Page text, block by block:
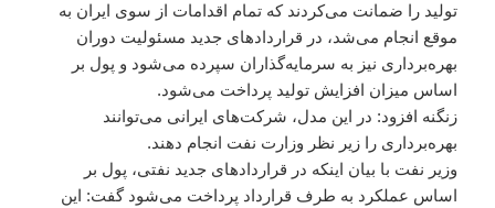
تولید را ضمانت می‌کردند که تمام اقدامات از سوی ایران به
موقع انجام می‌شد، در قراردادهای جدید مسئولیت دوران
بهره‌برداری نیز به سرمایه‌گذاران سپرده می‌شود و پول بر
اساس میزان افزایش تولید پرداخت می‌شود.
زنگنه افزود: در این مدل، شرکت‌های ایرانی می‌توانند
بهره‌برداری را زیر نظر وزارت نفت انجام دهند.
وزیر نفت با بیان اینکه در قراردادهای جدید نفتی، پول بر
اساس عملکرد به طرف قرارداد پرداخت می‌شود گفت: این